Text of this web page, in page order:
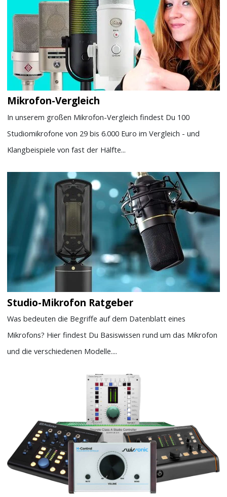
Mikrofon-Vergleich
In unserem großen Mikrofon-Vergleich findest Du 100
Studiomikrofone von 29 bis 6.000 Euro im Vergleich - und
Klangbeispiele von fast der Hälfte...
Studio-Mikrofon Ratgeber
Was bedeuten die Begriffe auf dem Datenblatt eines
Mikrofons? Hier findest Du Basiswissen rund um das Mikrofon
und die verschiedenen Modelle....